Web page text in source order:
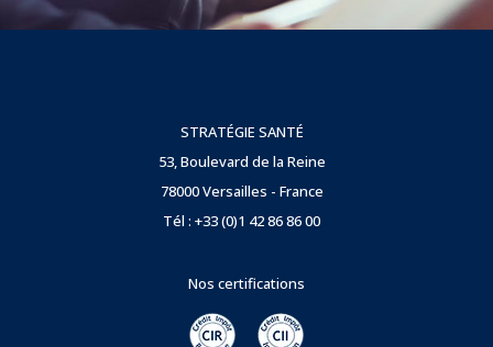
STRATÉGIE SANTÉ
53, Boulevard de la Reine
78000 Versailles - France
Tél : +33 (0)1 42 86 86 00
Nos certifications